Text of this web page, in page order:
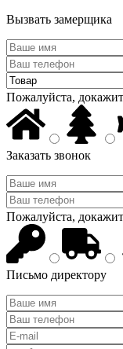
Вызвать замерщика
Пожалуйста,
Заказать звонок
Пожалуйста,
Письмо директору